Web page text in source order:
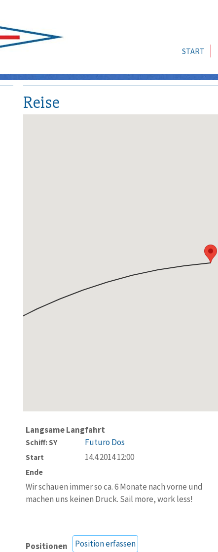
START
Reise
Langsame Langfahrt
Schiff: SY Futuro Dos
Start 14.4.2014 12:00
Ende
Wir schauen immer so ca. 6 Monate nach vorne und
machen uns keinen Druck. Sail more, work less!
Positionen Position erfassen